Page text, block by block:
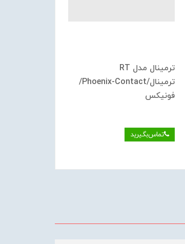
ترمینال مدل RT
ترمینال/Phoenix-Contact/
فونیکس
تماس‌بگیرید